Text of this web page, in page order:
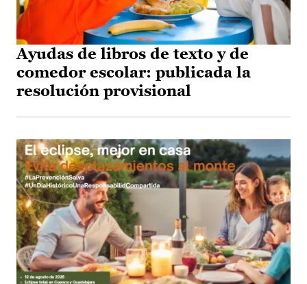
Ayudas de libros de texto y de
comedor escolar: publicada la
resolución provisional